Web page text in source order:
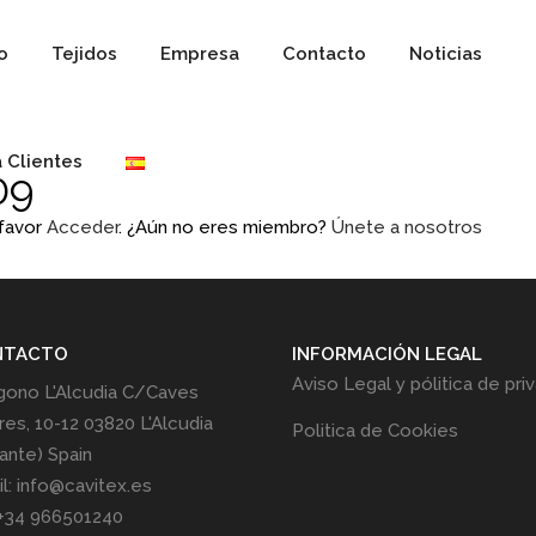
Tejidos Empresa Contacto Noticias
Clientes
Acceder. ¿Aún no eres miembro? Únete a nosotros
L'Alcudia C/Caves
10-12 03820 L'Alcudia
Spain
info@cavitex.es
966501240
INFORMACIÓN LEGAL
Aviso Legal y pólitica de
Politica de Cookies